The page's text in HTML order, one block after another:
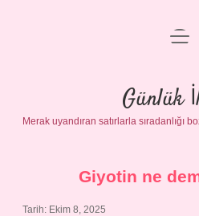
Gizlilik
Yasal
Günlük
Merak uyandıran satırlarla sıradanlığı
Giyotin ne
Tarih: Ekim 8, 2025